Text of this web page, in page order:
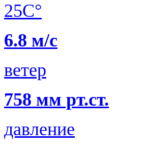
25C°
6.8 м/с
ветер
758 мм рт.ст.
давление